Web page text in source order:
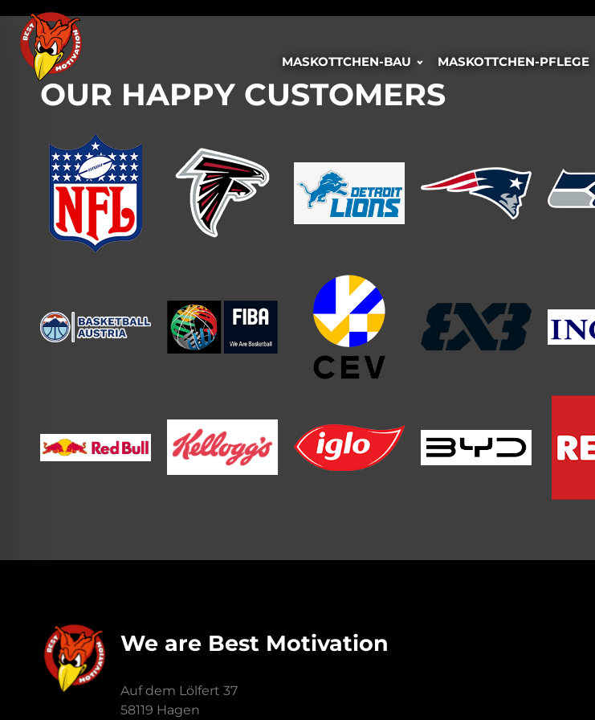
MASKOTTCHEN-BAU MASKOTTCHEN-PFLEGE
OUR HAPPY CUSTOMERS
We are Best Motivation
Auf dem Lölfert 37
58119 Hagen